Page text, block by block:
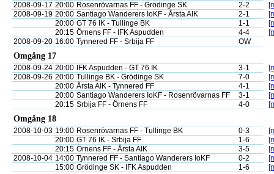
2008-09-17 20:00 Rosenrövarnas FF - Grödinge SK 2-2
2008-09-19 20:00 Santiago Wanderers IoKF - Årsta AIK 2-1
20:00 GT 76 IK - Tullinge BK 1-1
20:15 Örnens FF - IFK Aspudden 4-4
2008-09-20 16:00 Tynnered FF - Srbija FF OW
Omgång 17
2008-09-24 20:00 IFK Aspudden - GT 76 IK 3-1
2008-09-26 20:00 Tullinge BK - Grödinge SK 7-0
20:00 Årsta AIK - Tynnered FF 4-1
20:00 Santiago Wanderers IoKF - Rosenrövarnas FF 3-1
20:15 Srbija FF - Örnens FF 4-0
Omgång 18
2008-10-03 19:00 Rosenrövarnas FF - Tullinge BK 0-3
20:00 GT 76 IK - Srbija FF 1-6
20:15 Örnens FF - Årsta AIK 3-5
2008-10-04 14:00 Tynnered FF - Santiago Wanderers IoKF 0-2
15:00 Grödinge SK - IFK Aspudden 1-6